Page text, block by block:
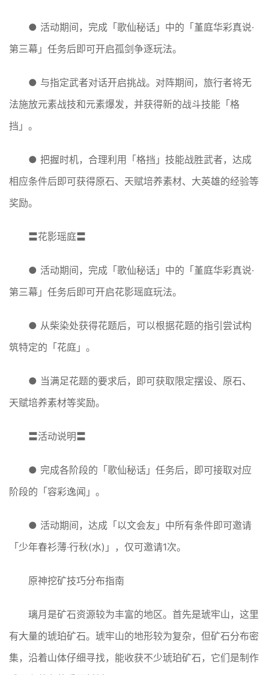
● 活动期间，完成「歌仙秘话」中的「堇庭华彩真说·
第三幕」任务后即可开启孤剑争逐玩法。
● 与指定武者对话开启挑战。对阵期间，旅行者将无
法施放元素战技和元素爆发，并获得新的战斗技能「格
挡」。
● 把握时机，合理利用「格挡」技能战胜武者，达成
相应条件后即可获得原石、天赋培养素材、大英雄的经验等
奖励。
〓花影瑶庭〓
● 活动期间，完成「歌仙秘话」中的「堇庭华彩真说·
第三幕」任务后即可开启花影瑶庭玩法。
● 从柴染处获得花题后，可以根据花题的指引尝试构
筑特定的「花庭」。
● 当满足花题的要求后，即可获取限定摆设、原石、
天赋培养素材等奖励。
〓活动说明〓
● 完成各阶段的「歌仙秘话」任务后，即可接取对应
阶段的「容彩逸闻」。
● 活动期间，达成「以文会友」中所有条件即可邀请
「少年春衫薄·行秋(水)」，仅可邀请1次。
原神挖矿技巧分布指南
璃月是矿石资源较为丰富的地区。首先是琥牢山，这里
有大量的琥珀矿石。琥牢山的地形较为复杂，但矿石分布密
集，沿着山体仔细寻找，能收获不少琥珀矿石，它们是制作